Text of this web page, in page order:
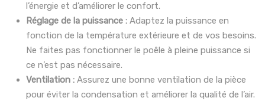
l’énergie et d’améliorer le confort.
Réglage de la puissance : Adaptez la puissance en
fonction de la température extérieure et de vos besoins.
Ne faites pas fonctionner le poêle à pleine puissance si
ce n’est pas nécessaire.
Ventilation : Assurez une bonne ventilation de la pièce
pour éviter la condensation et améliorer la qualité de l’air.